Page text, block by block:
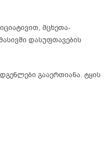
მცხეთა-
დასუფთავების
გააერთიანა. ტყის